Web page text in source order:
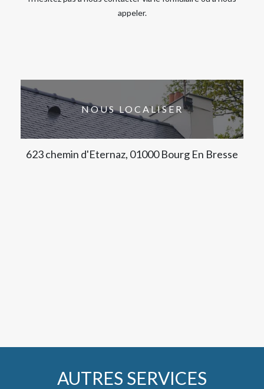
appeler.
NOUS LOCALISER
623 chemin d'Eternaz, 01000 Bourg En Bresse
AUTRES SERVICES